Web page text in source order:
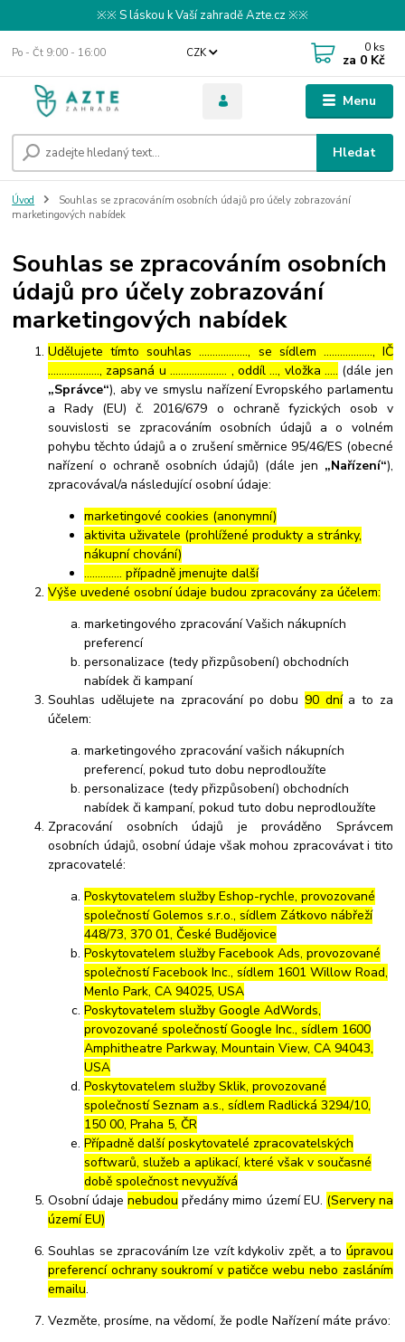
※※ S láskou k Vaší zahradě Azte.cz ※※
Menu
CZK
Hledat
Po - Čt 9:00 - 16:00 0 ks
za 0 Kč
Úvod
Souhlas se zpracováním osobních údajů pro účely zobrazování
marketingových nabídek
Souhlas se zpracováním osobních
údajů pro účely zobrazování
marketingových nabídek
Udělujete tímto souhlas ……………..., se sídlem ………………, IČ
………………., zapsaná u ………………… , oddíl …, vložka ….. (dále jen
„Správce“), aby ve smyslu nařízení Evropského parlamentu
a Rady (EU) č. 2016/679 o ochraně fyzických osob v
souvislosti se zpracováním osobních údajů a o volném
pohybu těchto údajů a o zrušení směrnice 95/46/ES (obecné
nařízení o ochraně osobních údajů) (dále jen „Nařízení“),
zpracovával/a následující osobní údaje:
marketingové cookies (anonymní)
aktivita uživatele (prohlížené produkty a stránky,
nákupní chování)
………….. případně jmenujte další
Výše uvedené osobní údaje budou zpracovány za účelem:
marketingového zpracování Vašich nákupních
preferencí
personalizace (tedy přizpůsobení) obchodních
nabídek či kampaní
Souhlas udělujete na zpracování po dobu 90 dnía to za
účelem:
marketingového zpracování vašich nákupních
preferencí, pokud tuto dobu neprodloužíte
personalizace (tedy přizpůsobení) obchodních
nabídek či kampaní, pokud tuto dobu neprodloužíte
Zpracování osobních údajů je prováděno Správcem
osobních údajů, osobní údaje však mohou zpracovávat i tito
zpracovatelé:
Poskytovatelem služby Eshop-rychle, provozované
společností Golemos s.r.o., sídlem Zátkovo nábřeží
448/73, 370 01, České Budějovice
Poskytovatelem služby Facebook Ads, provozované
společností Facebook Inc., sídlem 1601 Willow Road,
Menlo Park, CA 94025, USA
Poskytovatelem služby Google AdWords,
provozované společností Google Inc., sídlem 1600
Amphitheatre Parkway, Mountain View, CA 94043,
USA
Poskytovatelem služby Sklik, provozované
společností Seznam a.s., sídlem Radlická 3294/10,
150 00, Praha 5, ČR
Případně další poskytovatelé zpracovatelských
softwarů, služeb a aplikací, které však v současné
době společnost nevyužívá
Osobní údajenebudou předány mimo území EU. (Servery na
území EU)
Souhlas se zpracováním lze vzít kdykoliv zpět, a to úpravou
preferencí ochrany soukromí v patičce webu nebo zasláním
emailu.
Vezměte, prosíme, na vědomí, že podle Nařízení máte právo: